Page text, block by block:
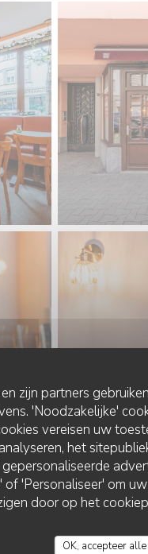
zijn partners
'Noodzakelijke'
vereisen uw
het
of 'Personaliseer' om
door op het
OK, accepteer alle